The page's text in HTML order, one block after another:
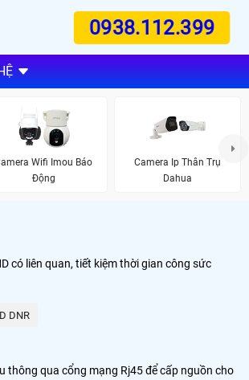
0938.112.399
Wifi Imou Báo
Động
Camera Ip Thân Trụ
Dahua
có liên quan, tiết kiệm thời gian công sức
DNR
thông qua cổng mạng Rj45 để cấp nguồn cho